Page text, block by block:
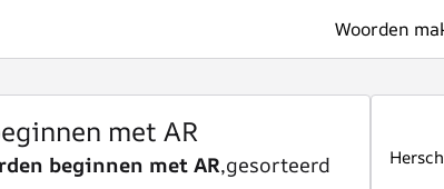
Woorden
met AR
beginnen met AR,gesorteerd